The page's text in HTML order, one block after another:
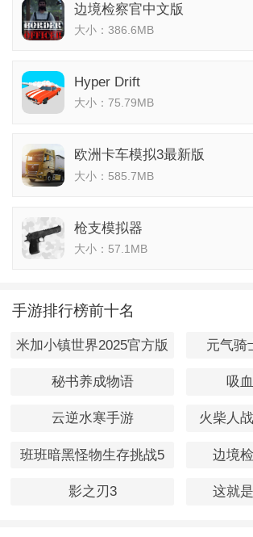
边境检察官中文版
大小：386.6MB
Hyper Drift
大小：75.79MB
欧洲卡车模拟3最新版
大小：585.7MB
枪支模拟器
大小：57.1MB
手游排行榜前十名
米加小镇世界2025官方版 元气骑
秘书养成物语 吸
云逆水寒手游 火柴人
班班暗黑怪物生存挑战5 边境
影之刃3 这就